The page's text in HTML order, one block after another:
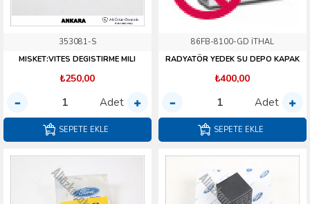
353081-S
MISKET:VITES DEGISTIRME MILI
₺250,00
Adet
SEPETE EKLE
86FB-8100-GD İTHAL
RADYATÖR YEDEK SU DEPO KAPAK
₺400,00
Adet
SEPETE EKLE